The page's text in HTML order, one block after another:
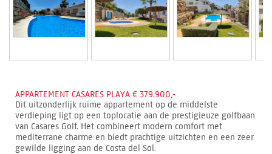
APPARTEMENT CASARES PLAYA € 379.900,-
Dit uitzonderlijk ruime appartement op de middelste
verdieping ligt op een toplocatie aan de prestigieuze golfbaan
van Casares Golf. Het combineert modern comfort met
mediterrane charme en biedt prachtige uitzichten en een zeer
gewilde ligging aan de Costa del Sol.